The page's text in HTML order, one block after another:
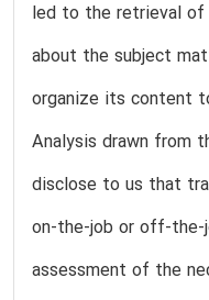
led to the retrieval of
about the subject
organize its content
Analysis drawn from
disclose to us that
on-the-job or off-the-
assessment of the